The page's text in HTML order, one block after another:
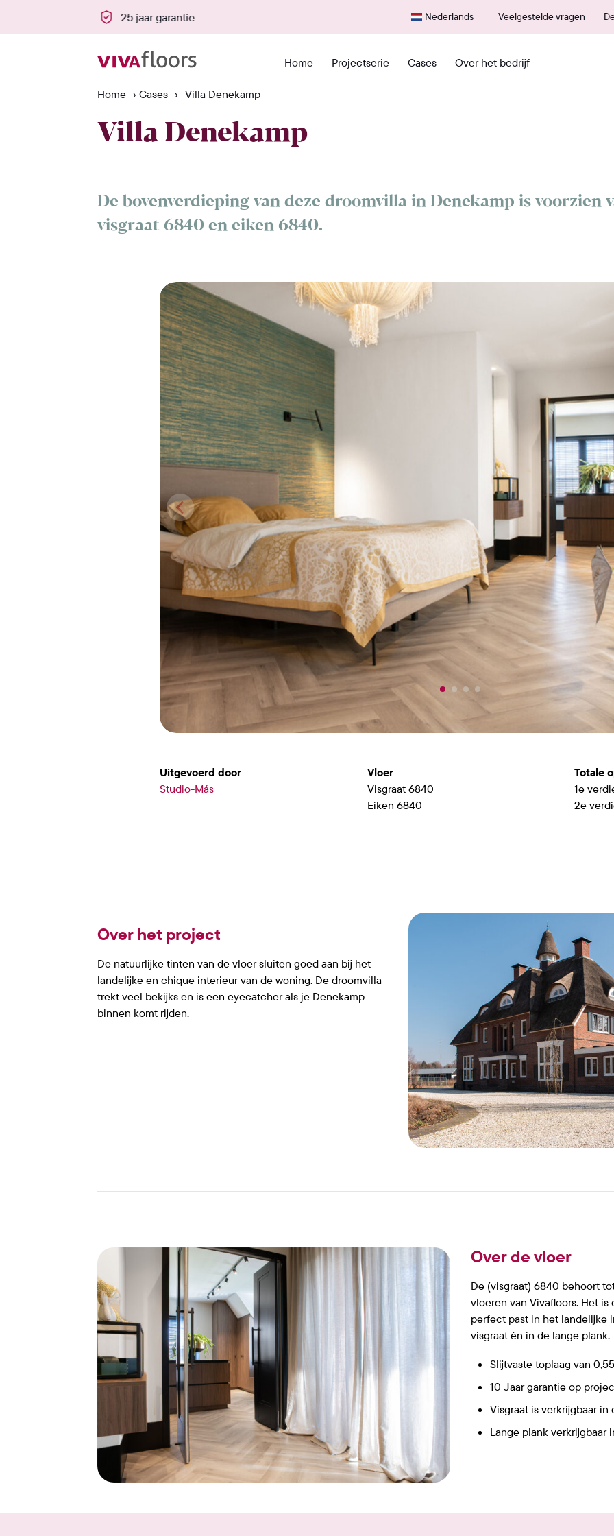
25 jaar garantie Eenvoudig stalen aanvragen
Nederlands Veelgestelde vragen
Home Projectserie Cases Over het bedrijf
Home › Cases › Villa Denekamp
Villa Denekamp
De bovenverdieping van deze droomvilla in Denekamp is voorzien
visgraat 6840 en eiken 6840.
Uitgevoerd door
Studio-Más
Vloer
Visgraat 6840
Eiken 6840
Totale
1e
2e
Over het project
De natuurlijke tinten van de vloer sluiten goed aan bij het
landelijke en chique interieur van de woning. De droomvilla
trekt veel bekijks en is een eyecatcher als je Denekamp
binnen komt rijden.
Over de vloer
De (visgraat) 6840 behoort
vloeren van Vivafloors. Het
perfect past in het landelijke
visgraat én in de lange plank.
Slijtvaste toplaag van
10 Jaar garantie op
Visgraat is verkrijgbaar in
Lange plank verkrijgbaar